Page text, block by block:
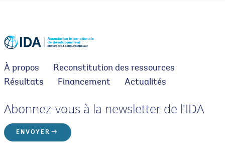
À propos
Reconstitution des ressources
Résultats
Financement Actualités
Abonnez-vous à la newsletter de l'IDA
ENVOYER